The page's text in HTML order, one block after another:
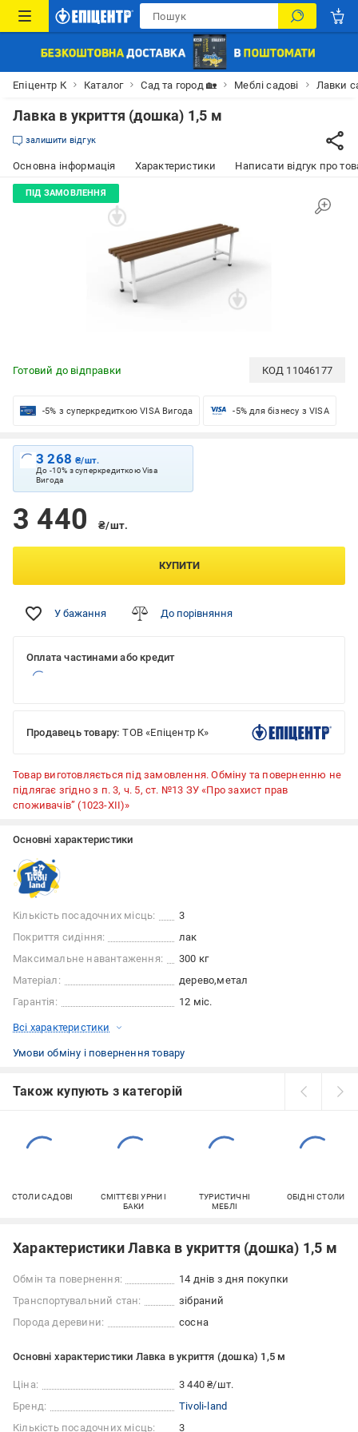
Епіцентр К Каталог Сад та город 🏡 Меблі садові Лавки
Лавка в укриття (дошка) 1,5 м
залишити відгук
Основна інформація Характеристики Написати відгук про
Готовий до відправки КОД 11046177
-5% з суперкредиткою VISA Вигода -5% для бізнесу з VISA
3 268₴/шт.
До -10% з суперкредиткою Visa
Вигода
3 440 ₴/шт.
КУПИТИ
У бажання До порівняння
Оплата частинами або кредит
Продавець товару: ТОВ «Епіцентр К»
Товар виготовляється під замовлення. Обміну та поверненню не
підлягає згідно з п. 3, ч. 5, ст. №13 ЗУ «Про захист прав
споживачів” (1023-XII)»
Основні характеристики
Кількість посадочних місць:
3
Покриття сидіння:
лак
Максимальне навантаження:
300 кг
Матеріал:
дерево метал
Гарантія:
12 міс.
Всі характеристики
Умови обміну і повернення товару
Також купують з категорій
СТОЛИ САДОВІ
СМІТТЄВІ УРНИ І
БАКИ
ТУРИСТИЧНІ
МЕБЛІ
ОБІДНІ СТОЛИ
Характеристики Лавка в укриття (дошка) 1,5 м
Обмін та повернення:
14 днів з дня покупки
Транспортувальний стан:
зібраний
Порода деревини:
сосна
Основні характеристики Лавка в укриття (дошка) 1,5 м
Ціна:
3 440 ₴/шт.
Бренд:
Tivoli-land
Кількість посадочних місць:
3